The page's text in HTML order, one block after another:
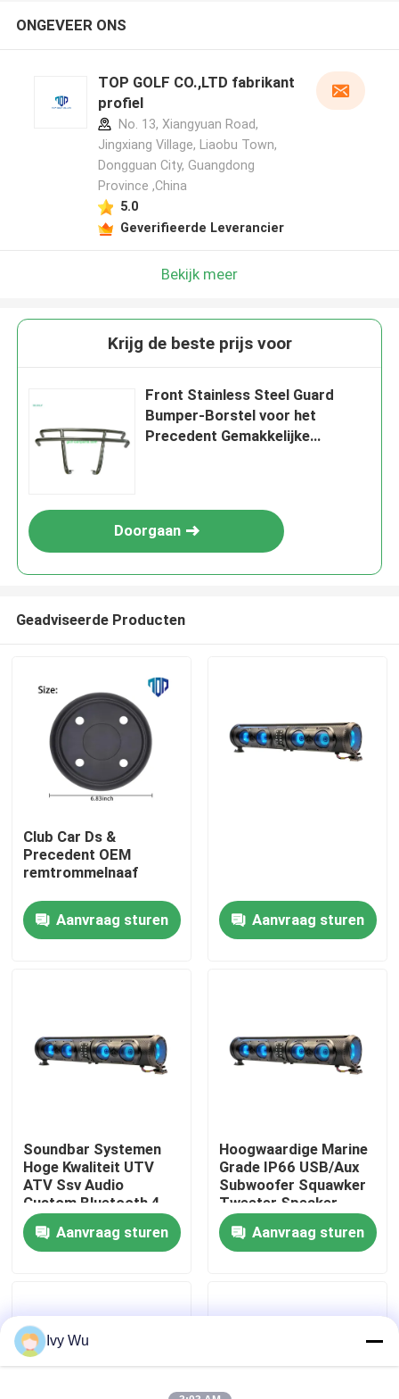
Huis
Producten
Fabrieksreis
Contact de V.S.
Nieuws
Het Wieldekking van de golfkar
Het Dashboard van de golfkar
ONGEVEER ONS
TOP GOLF CO.,LTD fabrikant
profiel
No. 13, Xiangyuan Road,
Jingxiang Village, Liaobu Town,
Dongguan City, Guangdong
Province ,China
5.0
Geverifieerde Leverancier
Bekijk meer
Krijg de beste prijs voor
Front Stainless Steel Guard
Bumper-Borstel voor het
Precedent Gemakkelijke
Doorgaan
Geadviseerde Producten
Club Car Ds &
Precedent OEM
remtrommelnaaf
Aanvraag sturen Aanvraag sturen
Soundbar Systemen
Hoge Kwaliteit UTV
ATV Ssv Audio
Custom Bluetooth 4
Luidsprekers
Afstandsbediening
IP66 Waterdicht USB
Aanvraag sturen
Hoogwaardige Marine
Grade IP66 USB/Aux
Subwoofer Squawker
Tweeter Speaker
Elektrische Golfkar
Bluetooth Soundbar
Aanvraag sturen
Ivy Wu